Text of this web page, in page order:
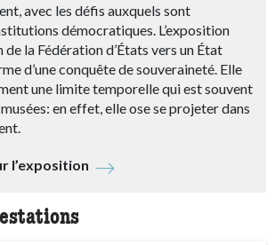
avec les défis auxquels sont
démocratiques. L’exposition
la Fédération d’États vers un État
d’une conquête de souveraineté. Elle
une limite temporelle qui est souvent
en effet, elle ose se projeter dans
l’exposition